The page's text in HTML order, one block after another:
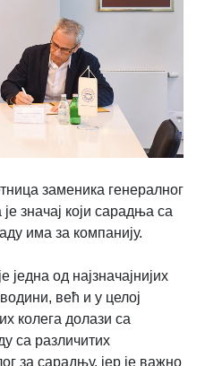
заменика генералног
значај који сарадња са
има за компанију.
једна од најзначајнијих
већ и у целој
колега долази са
са различитих
за сарадњу, јер је важно